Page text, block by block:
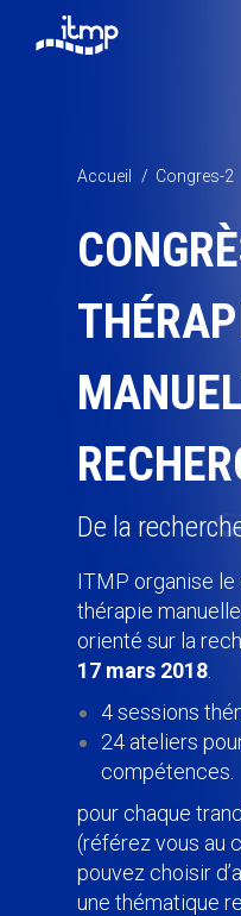
Vous êtes ici :
Accueil Congres-2
De la
ITMP organise
thérapie
orienté sur la
17 mars 2018
4 sessions
24 ateliers
compétences.
pour chaque
(référez vous au
pouvez choisir
une thématique